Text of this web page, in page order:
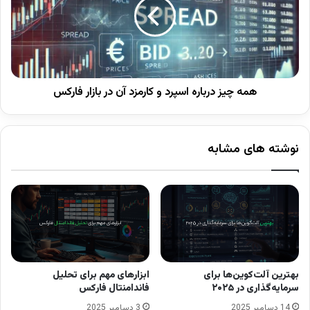
سفارش‌ها، حتی در زمان‌های حساس بازار را تضمین
کند.بروکر Amarkets
با اجرای قابل‌اعتماد دستورات
انتخابی مناسب برای تریدرهایی است که روی
زمان‌بندی معاملات حساس هستند.
نوشته های مشابه
حساب آزمایشی دمو (Demo)در فارکس چیست؟ |
چگونه یک حساب آزمایشی باز کنیم؟
همه چیز درباره اسپرد و کارمزد آن در بازار فارکس
نوشته های مشابه
بهترین آلت‌کوین‌ها برای
سرمایه‌گذاری در ۲۰۲۵
ابزارهای مهم برای تحلیل
فاندامنتال فارکس